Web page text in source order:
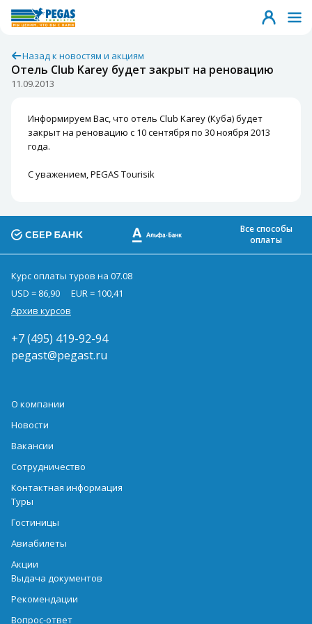
Назад к новостям и акциям
Отель Club Karey будет закрыт на реновацию
11.09.2013
Информируем Вас, что отель Club Karey (Куба) будет
закрыт на реновацию с 10 сентября по 30 ноября 2013
года.
С уважением, PEGAS Tourisik
Все способы
оплаты
Курс оплаты туров на 07.08
USD = 86,90
EUR = 100,41
Архив курсов
+7 (495) 419-92-94
pegast@pegast.ru
О компании
Новости
Вакансии
Сотрудничество
Контактная информация
Туры
Гостиницы
Авиабилеты
Акции
Выдача документов
Рекомендации
Вопрос-ответ